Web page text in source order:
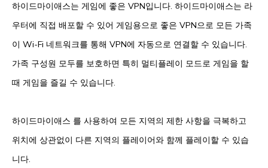
하이드마이애스는 게임에 좋은 VPN입니다. 하이드마이애스는 라
우터에 직접 배포할 수 있어 게임용으로 좋은 VPN으로 모든 가족
이 Wi-Fi 네트워크를 통해 VPN에 자동으로 연결할 수 있습니다.
가족 구성원 모두를 보호하면 특히 멀티플레이 모드로 게임을 할
때 게임을 즐길 수 있습니다.
하이드마이애스 를 사용하여 모든 지역의 제한 사항을 극복하고
위치에 상관없이 다른 지역의 플레이어와 함께 플레이할 수 있습
니다.